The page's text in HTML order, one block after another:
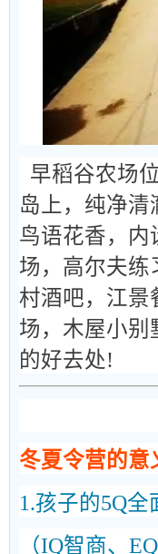
早稻谷农场
岛上，纯净
鸟语花香，内
场，高尔夫练
村酒吧，江景
场，木屋小别
的好去处!
冬夏令营的意
1.孩子的5Q全
（IQ智商、